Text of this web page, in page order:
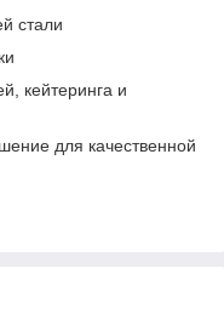
стали
кейтеринга и
для качественной